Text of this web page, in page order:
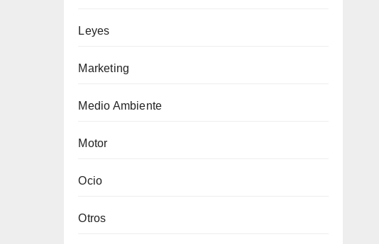
Leyes
Marketing
Medio Ambiente
Motor
Ocio
Otros